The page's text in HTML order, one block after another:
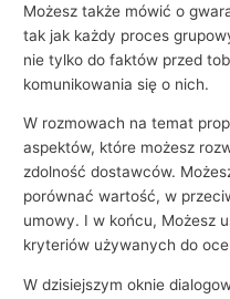
Możesz także mówić o
tak jak każdy proces
nie tylko do faktów przed
komunikowania się o nich.
W rozmowach na temat
aspektów, które możesz
zdolność dostawców.
porównać wartość, w
umowy. I w końcu, Możesz
kryteriów używanych do
W dzisiejszym oknie